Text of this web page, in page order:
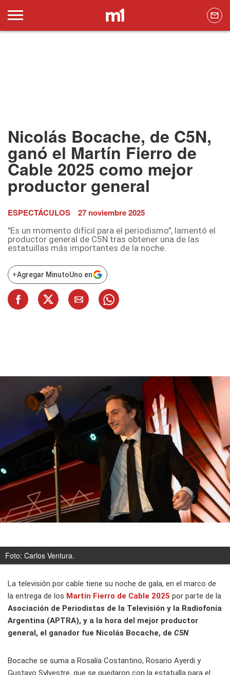
Nicolás Bocache, de C5N,
ganó el Martín Fierro de
Cable 2025 como mejor
productor general
ESPECTÁCULOS 27 noviembre 2025
"Es un momento difícil para el periodismo", lamentó el
productor general de C5N tras obtener una de las
estatuillas más importantes de la noche.
+Agregar MinutoUno en
Foto: Carlos Ventura.
La televisión por cable tiene su noche de gala, en el marco de
la entrega de los Martín Fierro de Cable 2025 por parte de la
Asociación de Periodistas de la Televisión y la Radiofonía
Argentina (APTRA), y a la hora del mejor productor
general, el ganador fue Nicolás Bocache, de C5N.
Bocache se suma a Rosalía Costantino, Rosario Ayerdi y
Gustavo Sylvestre, que se quedaron con la estatuilla para el